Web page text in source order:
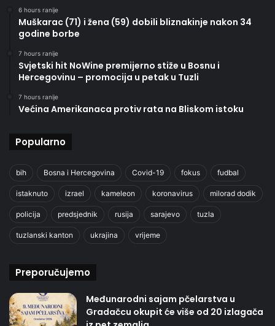
6 hours ranije
Muškarac (71) i žena (59) dobili bliznakinje nakon 34
godine borbe
7 hours ranije
Svjetski hit NoWine premijerno stiže u Bosnu i
Hercegovinu – promocija u petak u Tuzli
7 hours ranije
Većina Amerikanaca protiv rata na Bliskom istoku
Popularno
bih Bosna i Hercegovina Covid-19 fokus fudbal
istaknuto izrael kameleon koronavirus milorad dodik
policija predsjednik rusija sarajevo tuzla
tuzlanski kanton ukrajina vrijeme
Preporučujemo
Međunarodni sajam pčelarstva u
Gradačcu okupit će više od 20 izlagača